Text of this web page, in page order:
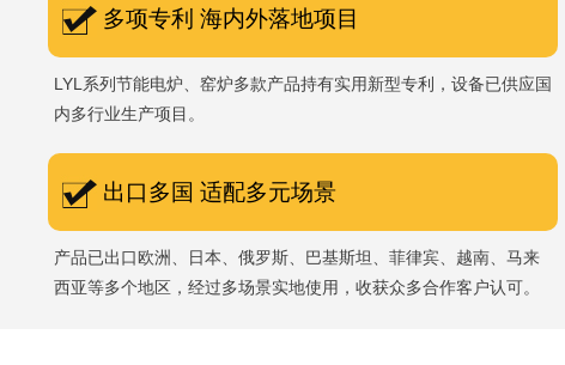
多项专利 海内外落地项目
LYL系列节能电炉、窑炉多款产品持有实用新型专利，设备已供应国
内多行业生产项目。
出口多国 适配多元场景
产品已出口欧洲、日本、俄罗斯、巴基斯坦、菲律宾、越南、马来
西亚等多个地区，经过多场景实地使用，收获众多合作客户认可。